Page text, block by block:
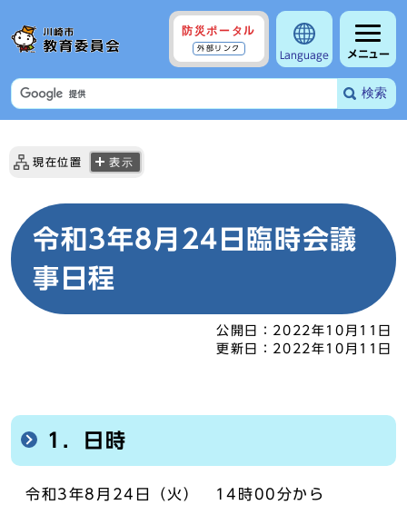
防災ポータル
外部リンク
Language メニュー
検索
現在位置 表示
令和3年8月24日臨時会議
事日程
公開日： 2022年10月11日
更新日： 2022年10月11日
1．日時
令和3年8月24日（火） 14時00分から